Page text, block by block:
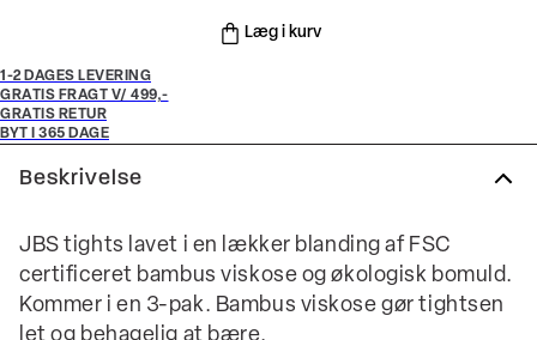
Læg i kurv
1-2 DAGES LEVERING
GRATIS FRAGT V/ 499,-
GRATIS RETUR
BYT I 365 DAGE
Beskrivelse
JBS tights lavet i en lækker blanding af FSC
certificeret bambus viskose og økologisk bomuld.
Kommer i en 3-pak. Bambus viskose gør tightsen